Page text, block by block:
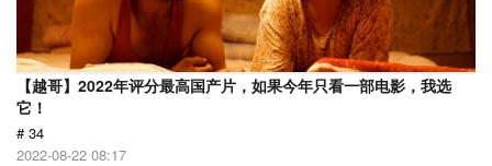
【越哥】2022年评分最高国产片，如果今年只看一部电影，我选
它！
# 34
2022-08-22 08:17